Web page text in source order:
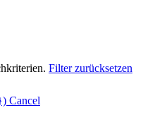
Filter zurücksetzen
Cancel